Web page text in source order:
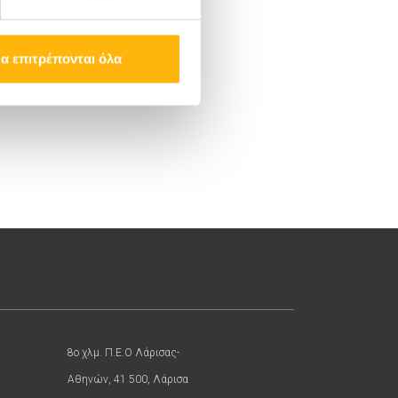
επιτρέπονται όλα
8ο χλμ. Π.Ε.Ο Λάρισας-
Αθηνών, 41 500, Λάρισα